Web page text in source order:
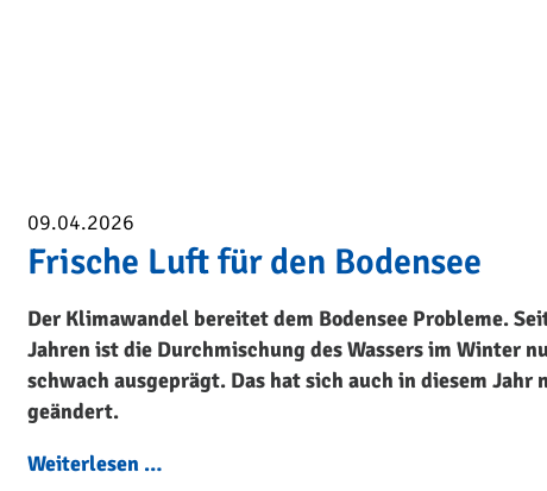
09.04.2026
Frische Luft für den Bodensee
Der Klimawandel bereitet dem Bodensee Probleme.
Jahren ist die Durchmischung des Wassers im Winter
schwach ausgeprägt. Das hat sich auch in diesem Jahr
geändert.
Weiterlesen …